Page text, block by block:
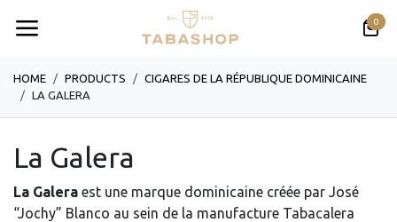
0
HOME PRODUCTS
CIGARES DE LA RÉPUBLIQUE DOMINICAINE
LA GALERA
La Galera
La Galera est une marque dominicaine créée par José
“Jochy” Blanco au sein de la manufacture Tabacalera